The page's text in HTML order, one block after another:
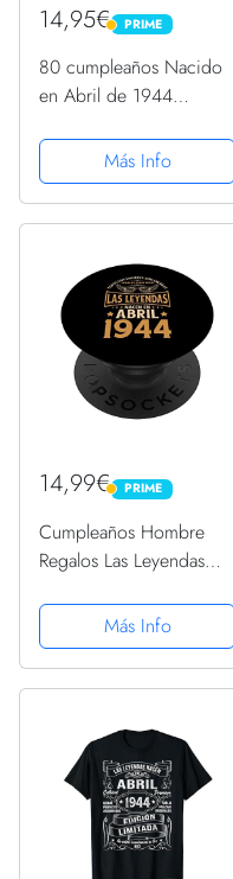
14,95€ PRIME
PRIME
80 cumpleaños Nacido
en Abril de 1944
PopSockets PopGrip
Intercambiable
Más Info
14,99€ PRIME
PRIME
Cumpleaños Hombre
Regalos Las Leyendas
PopGrip Intercambiable
Más Info